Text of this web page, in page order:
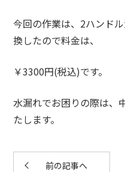
今回の作業は、2ハンド
換したので料金は、
￥3300円(税込)です。
水漏れでお困りの際は、
たします。
前の記事へ